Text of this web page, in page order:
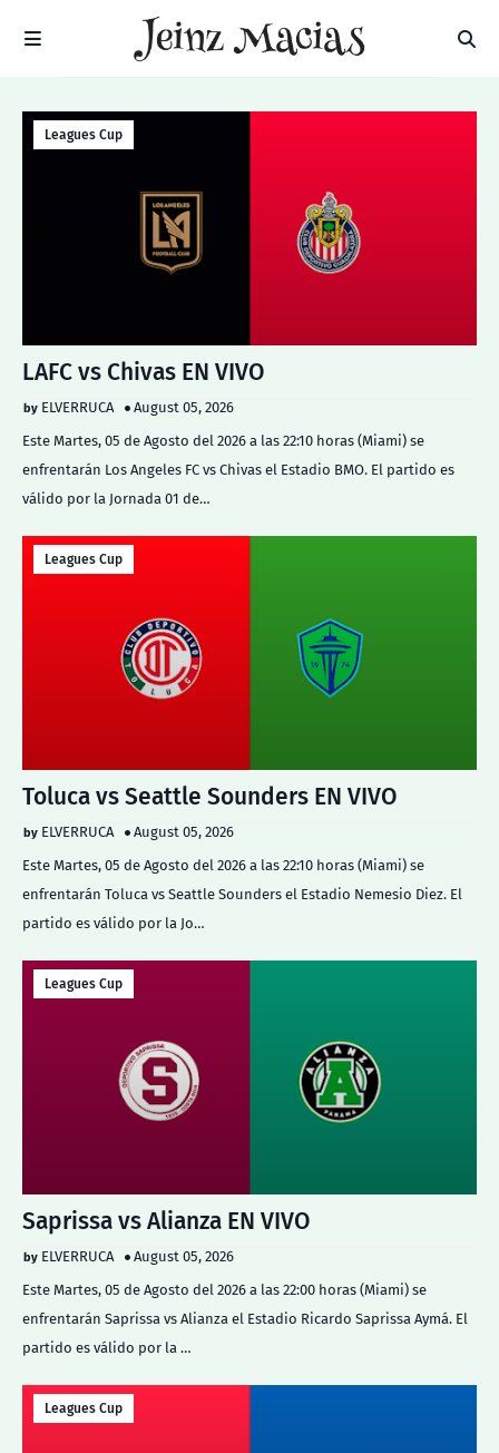
Leagues Cup
LAFC vs Chivas EN VIVO
ELVERRUCA
August 05, 2026
Este Martes, 05 de Agosto del 2026 a las 22:10 horas (Miami) se
enfrentarán Los Angeles FC vs Chivas el Estadio BMO. El partido es
válido por la Jornada 01 de…
Leagues Cup
Toluca vs Seattle Sounders EN VIVO
ELVERRUCA
August 05, 2026
Este Martes, 05 de Agosto del 2026 a las 22:10 horas (Miami) se
enfrentarán Toluca vs Seattle Sounders el Estadio Nemesio Diez. El
partido es válido por la Jo…
Leagues Cup
Saprissa vs Alianza EN VIVO
ELVERRUCA
August 05, 2026
Este Martes, 05 de Agosto del 2026 a las 22:00 horas (Miami) se
enfrentarán Saprissa vs Alianza el Estadio Ricardo Saprissa Aymá. El
partido es válido por la …
Leagues Cup